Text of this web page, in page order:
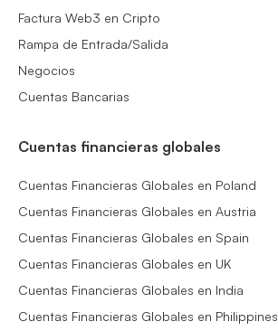
Factura Web3 en Cripto
Rampa de Entrada/Salida
Negocios
Cuentas Bancarias
Cuentas financieras globales
Cuentas Financieras Globales en Poland
Cuentas Financieras Globales en Austria
Cuentas Financieras Globales en Spain
Cuentas Financieras Globales en UK
Cuentas Financieras Globales en India
Cuentas Financieras Globales en Philippines